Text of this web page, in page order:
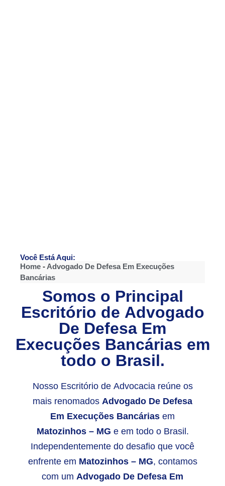
Você Está Aqui:
Home - Advogado De Defesa Em Execuções
Bancárias
Somos o Principal
Escritório de Advogado
De Defesa Em
Execuções Bancárias em
todo o Brasil.
Nosso Escritório de Advocacia reúne os
mais renomados Advogado De Defesa
Em Execuções Bancárias em
Matozinhos – MG e em todo o Brasil.
Independentemente do desafio que você
enfrente em Matozinhos – MG, contamos
com um Advogado De Defesa Em